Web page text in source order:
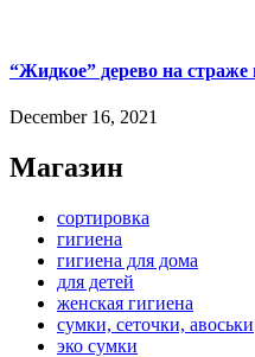
“Жидкое” дерево на страже
December 16, 2021
Магазин
сортировка
гигиена
гигиена для дома
для детей
женская гигиена
сумки, сеточки, авоськи
эко сумки